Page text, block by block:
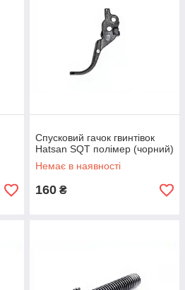
Спусковий гачок гвинтівок
Hatsan SQT полімер (чорний)
Немає в наявності
160 ₴